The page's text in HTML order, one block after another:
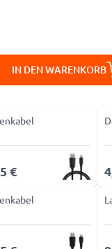
IN DEN WARENKORB
€